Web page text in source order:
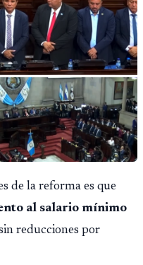
de la reforma es que
al salario mínimo
reducciones por